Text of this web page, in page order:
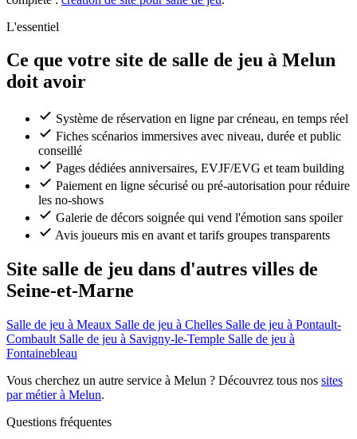
L'essentiel
Ce que votre site de salle de jeu à Melun
doit avoir
Système de réservation en ligne par créneau, en temps réel
Fiches scénarios immersives avec niveau, durée et public
conseillé
Pages dédiées anniversaires, EVJF/EVG et team building
Paiement en ligne sécurisé ou pré-autorisation pour réduire
les no-shows
Galerie de décors soignée qui vend l'émotion sans spoiler
Avis joueurs mis en avant et tarifs groupes transparents
Site salle de jeu dans d'autres villes de
Seine-et-Marne
Salle de jeu à Meaux Salle de jeu à Chelles Salle de jeu à Pontault-
Combault Salle de jeu à Savigny-le-Temple Salle de jeu à
Fontainebleau
Vous cherchez un autre service à Melun ? Découvrez tous nos sites
par métier à Melun.
Questions fréquentes